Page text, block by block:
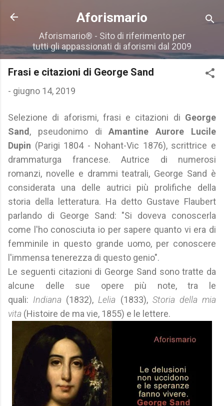
Passa ai contenuti principali
Aforismario
Aforismario® - Sito di riferimento per
tutti gli appassionati di aforismi dal 2009
Frasi e citazioni di George Sand
- giugno 14, 2019
Selezione di aforismi, frasi e citazioni di George
Sand , pseudonimo diAmantine Aurore Lucile
Dupin (Parigi 1804 - Nohant-Vic 1876), scrittrice e
drammaturga francese. Autrice di numerosi
romanzi, novelle e drammi teatrali, George Sand è
considerata una delle autrici più prolifiche della
storia della letteratura. Ha detto Gustave Flaubert
parlando di George Sand: "Si doveva conoscerla
come l'ho conosciuta io per sapere quanto vi era di
femminile in questo grande uomo, per conoscere
l'immensa tenerezza di questo genio".
Le seguenti citazioni di George Sand sono tratte da
alcune delle sue opere più note, tra le
quali: Indiana (1832), Lelia (1833), Storia della mia
vita (Histoire de ma vie, 1855) e le lettere.